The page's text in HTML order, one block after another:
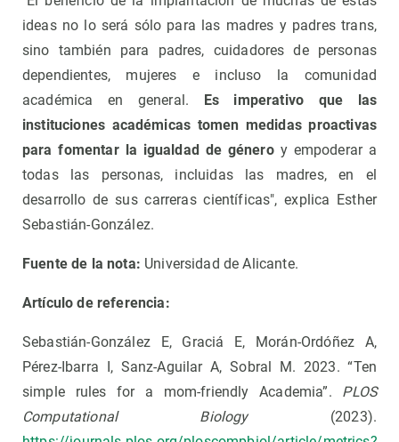
ideas no lo será sólo para las madres y padres trans,
sino también para padres, cuidadores de personas
dependientes, mujeres e incluso la comunidad
académica en general.
Es imperativo que las
instituciones académicas tomen medidas proactivas
para fomentar la igualdad de género y empoderar a
todas las personas, incluidas las madres, en el
desarrollo de sus carreras científicas", explica Esther
Sebastián-González.
Fuente de la nota: Universidad de Alicante.
Artículo de referencia:
Sebastián-González E, Graciá E, Morán-Ordóñez A,
Pérez-Ibarra I, Sanz-Aguilar A, Sobral M. 2023. “Ten
simple rules for a mom-friendly Academia”. PLOS
Computational Biology (2023).